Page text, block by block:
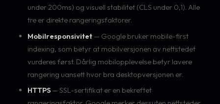
under 200ms) og visuell stabilitet (CLS under 0,1). Alle
tre er direkte rangeringsfaktorer.
Mobilresponsivitet — Google bruker mobile-first
indexing, som betyr at mobilversjonen av nettstedet
vurderes først. Dårlig mobilopplevelse betyr lavere
rangering uansett hvor bra desktopversjonen er.
HTTPS — SSL-sertifikat er en bekreftet